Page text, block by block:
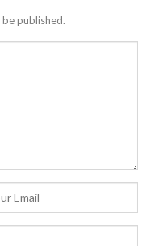
published.